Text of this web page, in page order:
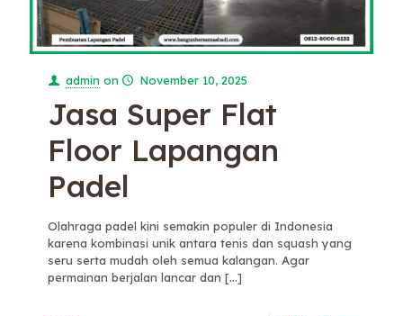
admin on November 10, 2025
Jasa Super Flat
Floor Lapangan
Padel
Olahraga padel kini semakin populer di Indonesia
karena kombinasi unik antara tenis dan squash yang
seru serta mudah oleh semua kalangan. Agar
permainan berjalan lancar dan […]